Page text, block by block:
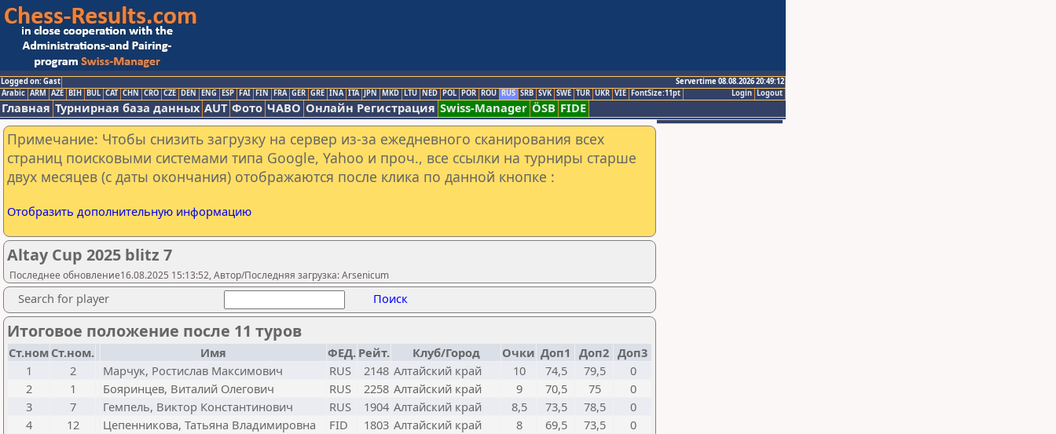
Logged on: Gast
Servertime 08.08.2026 20:49:12
Logout
Login
Arabic ARM AZE BIH BUL CAT CHN CRO CZE DEN ENG ESP FAI FIN FRA GER GRE INA ITA JPN MKD LTU NED POL POR ROU RUS SRB SVK SWE TUR UKR VIE FontSize:11pt
Главная Турнирная база данных AUT Фото ЧАВО Онлайн Регистрация Swiss-Manager ÖSB FIDE
Примечание: Чтобы снизить загрузку на сервер из-за ежедневного сканирования всех
страниц поисковыми системами типа Google, Yahoo и проч., все ссылки на турниры старше
двух месяцев (с даты окончания) отображаются после клика по данной кнопке :
Отобразить дополнительную информацию
Altay Cup 2025 blitz 7
Последнее обновление16.08.2025 15:13:52, Автор/Последняя загрузка: Arsenicum
Search for player Поиск
Итоговое положение после 11 туров
Ст.ном Ст.ном. Имя ФЕД. Рейт. Клуб/Город Очки Доп1 Доп2 Доп3
1
2 Марчук, Ростислав Максимович RUS 2148 Алтайский край 10 74,5 79,5
0
2
1 Бояринцев, Виталий Олегович RUS 2258 Алтайский край 9 70,5 75
0
3
7 Гемпель, Виктор Константинович RUS 1904 Алтайский край 8,5 73,5 78,5
0
4
12 Цепенникова, Татьяна Владимировна FID 1803 Алтайский край 8 69,5 73,5
0